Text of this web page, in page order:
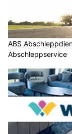
ABS
Abschleppservice